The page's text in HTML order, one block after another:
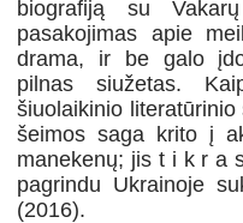
biografiją su
pasakojimas apie
drama, ir be galo
pilnas siužetas.
šiuolaikinio
šeimos saga krito į
manekenų; jis t i k r a
pagrindu Ukrainoje
(2016).